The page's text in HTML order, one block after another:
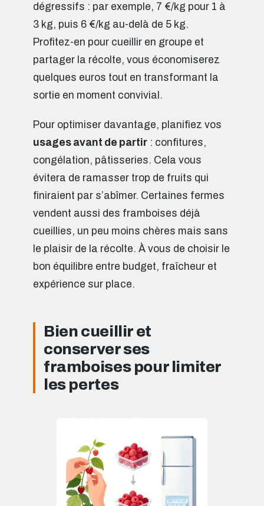
dégressifs : par exemple, 7 €/kg pour 1 à
3 kg, puis 6 €/kg au-delà de 5 kg.
Profitez-en pour cueillir en groupe et
partager la récolte, vous économiserez
quelques euros tout en transformant la
sortie en moment convivial.
Pour optimiser davantage, planifiez vos
usages avant de partir : confitures,
congélation, pâtisseries. Cela vous
évitera de ramasser trop de fruits qui
finiraient par s’abîmer. Certaines fermes
vendent aussi des framboises déjà
cueillies, un peu moins chères mais sans
le plaisir de la récolte. À vous de choisir le
bon équilibre entre budget, fraîcheur et
expérience sur place.
Bien cueillir et
conserver ses
framboises pour limiter
les pertes